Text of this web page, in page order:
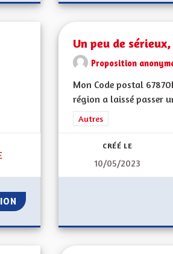
L'ÂME ALSACIENNE
PRÉSERVER L'ÂME ALSACIENNE
Un peu de
Proposition
Mon Code postal
région a laissé passer
Filtrer les résultats de la
Autres
CRÉÉ LE
10/05/2023